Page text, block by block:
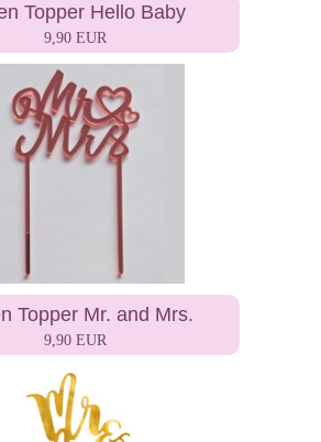
Topper Hello Baby
9,90 EUR
Topper Mr. and Mrs.
9,90 EUR